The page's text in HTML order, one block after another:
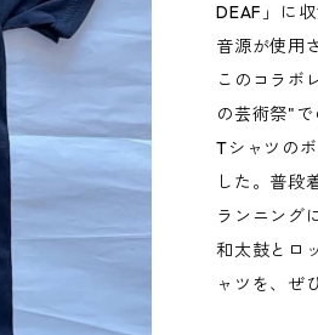
DEAF」に
音源が使用
このコラボ
の芸術祭"
Tシャツの
した。普段
ランニング
和太鼓とロ
ャツを、ぜ